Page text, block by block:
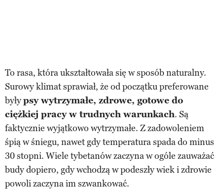
To rasa, która ukształtowała się w sposób naturalny.
Surowy klimat sprawiał, że od początku preferowane
byłypsy wytrzymałe, zdrowe, gotowe do
ciężkiej pracy w trudnych warunkach. Są
faktycznie wyjątkowo wytrzymałe. Z zadowoleniem
śpią w śniegu, nawet gdy temperatura spada do minus
30 stopni. Wiele tybetanów zaczyna w ogóle zauważać
budy dopiero, gdy wchodzą w podeszły wiek i zdrowie
powoli zaczyna im szwankować.